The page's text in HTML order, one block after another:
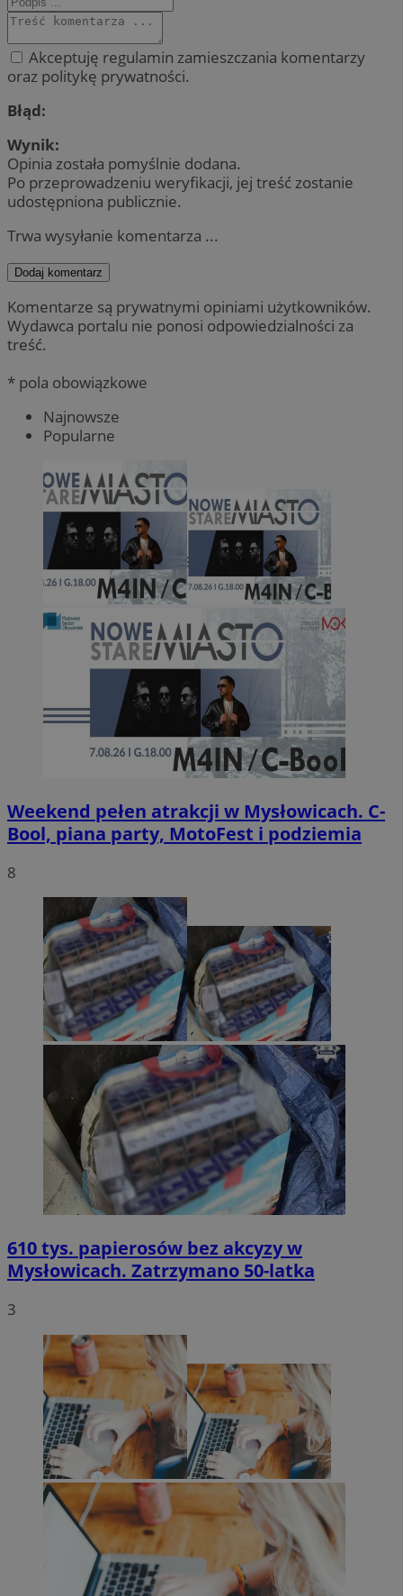
Akceptuję regulamin zamieszczania komentarzy
oraz politykę prywatności.
Błąd:
Wynik:
Opinia została pomyślnie dodana.
Po przeprowadzeniu weryfikacji, jej treść zostanie
udostępniona publicznie.
Trwa wysyłanie komentarza ...
Dodaj komentarz
Komentarze są prywatnymi opiniami użytkowników.
Wydawca portalu nie ponosi odpowiedzialności za
treść.
* pola obowiązkowe
Najnowsze
Popularne
Weekend pełen atrakcji w Mysłowicach. C-
Bool, piana party, MotoFest i podziemia
8
610 tys. papierosów bez akcyzy w
Mysłowicach. Zatrzymano 50-latka
3